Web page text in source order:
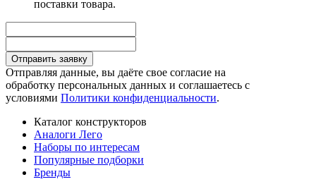
поставки товара.
Отправить заявку
Отправляя данные, вы даёте свое согласие на
обработку персональных данных и соглашаетесь с
условиями Политики конфиденциальности.
Каталог конструкторов
Аналоги Лего
Наборы по интересам
Популярные подборки
Бренды